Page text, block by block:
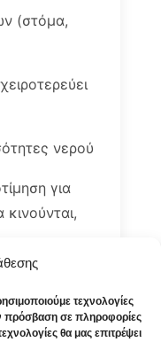
τεχνολογίες
πρόσβαση σε πληροφορίες
θα μας επιτρέψει
(στόμα,
νερού
για